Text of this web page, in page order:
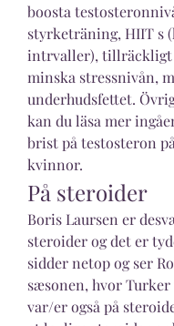
boosta
styrketräning, HIIT s
intrvaller), tillräckligt
minska stressnivån,
underhudsfettet.
kan du läsa mer
brist på testosteron
kvinnor.
På steroider
Boris Laursen er
steroider og det er
sidder netop og ser
sæsonen, hvor Turker
var/er også på